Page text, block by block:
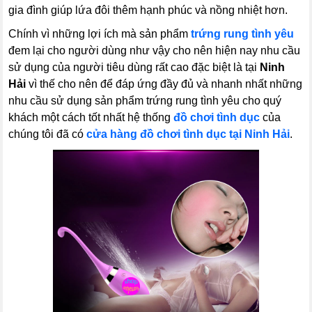
gia đình giúp lứa đôi thêm hạnh phúc và nồng nhiệt hơn.
Chính vì những lợi ích mà sản phẩmtrứng rung tình yêu
đem lại cho người dùng như vậy cho nên hiện nay nhu cầu
sử dụng của người tiêu dùng rất cao đặc biệt là tại Ninh
Hải vì thế cho nên để đáp ứng đầy đủ và nhanh nhất những
nhu cầu sử dụng sản phẩm trứng rung tình yêu cho quý
khách một cách tốt nhất hệ thốngđồ chơi tình dục của
chúng tôi đã cócửa hàng đồ chơi tình dục tại Ninh Hải.